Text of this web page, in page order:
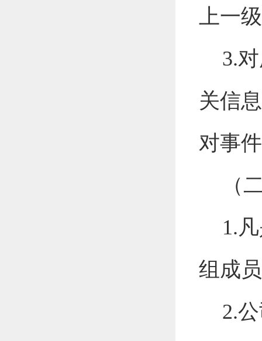
上一
3.
关信
对事
（
1.
组成
2.